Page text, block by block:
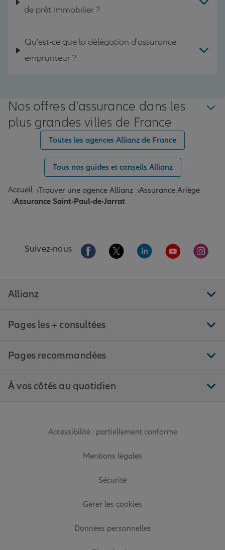
de prêt immobilier ?
Qu'est-ce que la délégation d'assurance
emprunteur ?
Nos offres d'assurance dans les
plus grandes villes de France
Toutes les agences Allianz de France
Tous nos guides et conseils Allianz
Accueil Trouver une agence Allianz Assurance Ariège
Assurance Saint-Paul-de-Jarrat
Suivez-nous Aller sur la page Facebook de Allianz
Aller sur la page Twitter de
Aller sur la page
Aller sur la
Aller
Allianz
Pages les + consultées
Pages recommandées
À vos côtés au quotidien
Accessibilité : partiellement conforme
Mentions légales
Sécurité
Gérer les cookies
Données personnelles